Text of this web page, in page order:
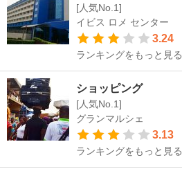
[人気No.1]
イビス ロメ センター
3.24
ランキングをもっと見る
ショッピング
[人気No.1]
グランマルシェ
3.13
ランキングをもっと見る